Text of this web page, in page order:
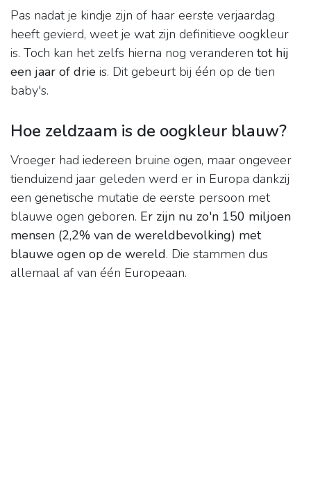
Pas nadat je kindje zijn of haar eerste verjaardag
heeft gevierd, weet je wat zijn definitieve oogkleur
is. Toch kan het zelfs hierna nog veranderen tot hij
een jaar of drie is. Dit gebeurt bij één op de tien
baby's.
Hoe zeldzaam is de oogkleur blauw?
Vroeger had iedereen bruine ogen, maar ongeveer
tienduizend jaar geleden werd er in Europa dankzij
een genetische mutatie de eerste persoon met
blauwe ogen geboren. Er zijn nu zo'n 150 miljoen
mensen (2,2% van de wereldbevolking) met
blauwe ogen op de wereld. Die stammen dus
allemaal af van één Europeaan.